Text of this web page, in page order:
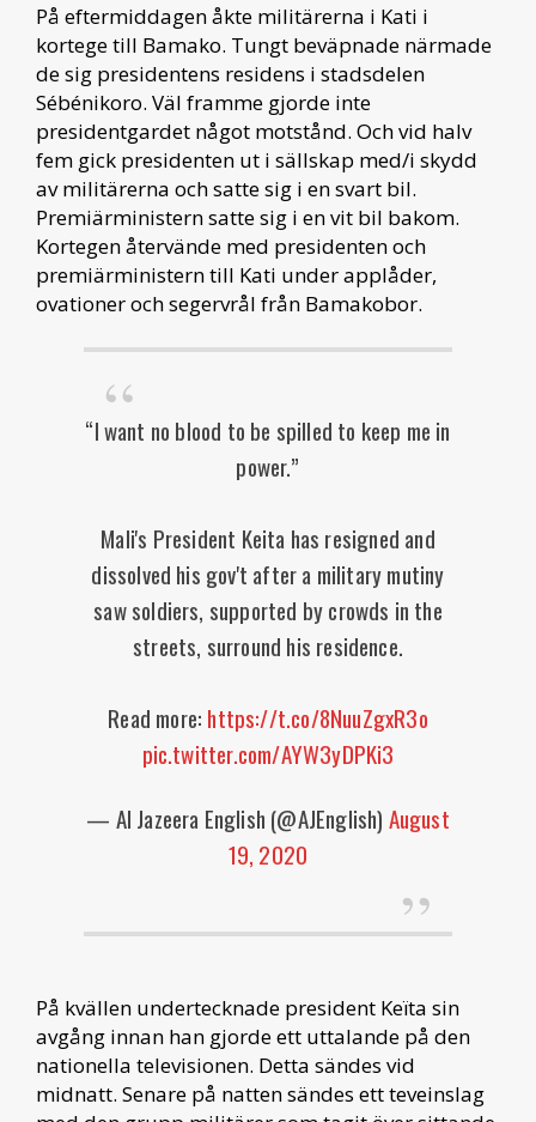
På eftermiddagen åkte militärerna i Kati i
kortege till Bamako. Tungt beväpnade närmade
de sig presidentens residens i stadsdelen
Sébénikoro. Väl framme gjorde inte
presidentgardet något motstånd. Och vid halv
fem gick presidenten ut i sällskap med/i skydd
av militärerna och satte sig i en svart bil.
Premiärministern satte sig i en vit bil bakom.
Kortegen återvände med presidenten och
premiärministern till Kati under applåder,
ovationer och segervrål från Bamakobor.
“I want no blood to be spilled to keep me in
power.”
Mali's President Keita has resigned and
dissolved his gov't after a military mutiny
saw soldiers, supported by crowds in the
streets, surround his residence.
Read more: https://t.co/8NuuZgxR3o
pic.twitter.com/AYW3yDPKi3
— Al Jazeera English (@AJEnglish) August
19, 2020
På kvällen undertecknade president Keïta sin
avgång innan han gjorde ett uttalande på den
nationella televisionen. Detta sändes vid
midnatt. Senare på natten sändes ett teveinslag